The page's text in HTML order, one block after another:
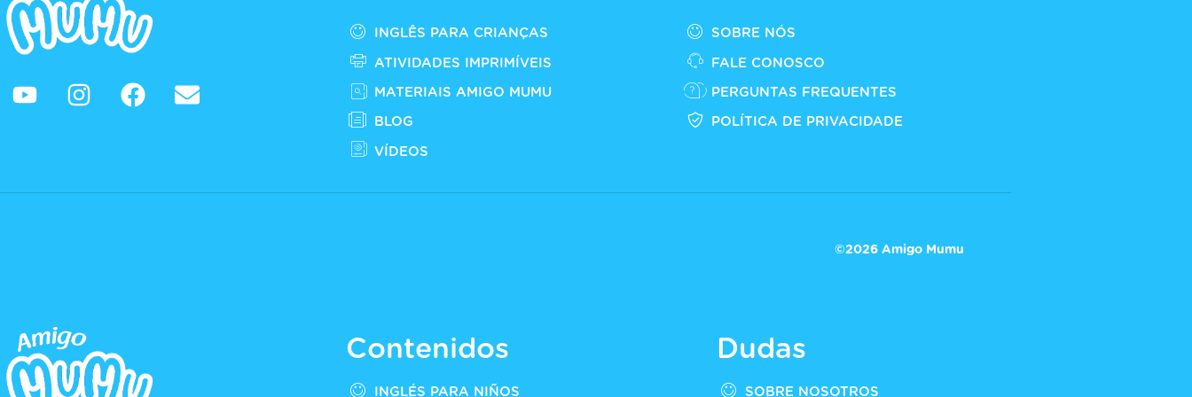
INGLÊS PARA CRIANÇAS
ATIVIDADES IMPRIMÍVEIS
MATERIAIS AMIGO MUMU
BLOG
VÍDEOS
SOBRE NÓS
FALE CONOSCO
PERGUNTAS FREQUENTES
POLÍTICA DE PRIVACIDADE
©2026 Amigo Mumu
Contenidos
INGLÉS PARA NIÑOS
Dudas
SOBRE NOSOTROS